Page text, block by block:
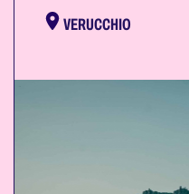
VERUCCHIO